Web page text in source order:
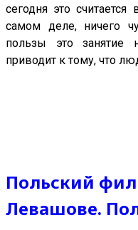
сегодня это
самом деле, ничего
пользы это занятие
приводит к тому, что
Польский
Левашове.